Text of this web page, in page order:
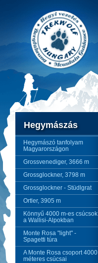
Hegymászás
Hegymászó tanfolyam
Magyarországon
Grossvenediger, 3666 m
Grossglockner, 3798 m
Grossglockner - Stüdlgrat
Ortler, 3905 m
Könnyű 4000 m-es csúcsok
a Wallisi-Alpokban
Monte Rosa "light" -
Spagetti túra
A Monte Rosa csoport 4000
méteres csúcsai